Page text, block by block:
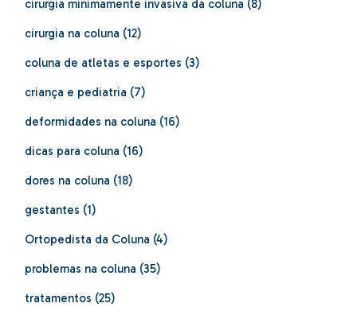
cirurgia minimamente invasiva da coluna (8)
cirurgia na coluna (12)
coluna de atletas e esportes (3)
criança e pediatria (7)
deformidades na coluna (16)
dicas para coluna (16)
dores na coluna (18)
gestantes (1)
Ortopedista da Coluna (4)
problemas na coluna (35)
tratamentos (25)